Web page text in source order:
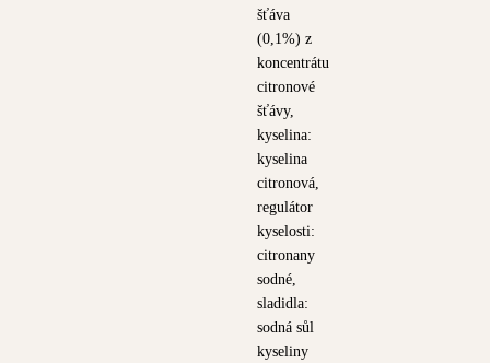
šťáva
(0,1%) z
koncentrátu
citronové
šťávy,
kyselina:
kyselina
citronová,
regulátor
kyselosti:
citronany
sodné,
sladidla:
sodná sůl
kyseliny